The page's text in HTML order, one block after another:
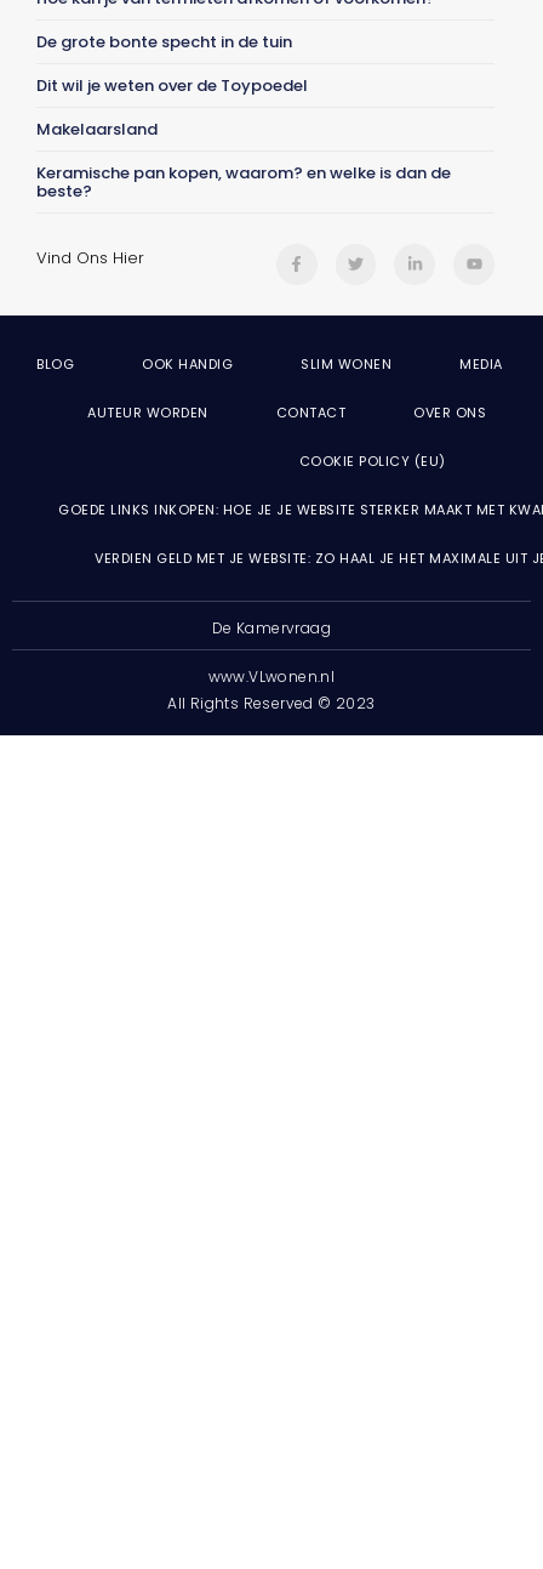
De grote bonte specht in de tuin
Dit wil je weten over de Toypoedel
Makelaarsland
Keramische pan kopen, waarom? en welke is dan de
beste?
Vind Ons Hier
BLOG OOK HANDIG SLIM WONEN MEDIA
AUTEUR WORDEN CONTACT OVER ONS
COOKIE POLICY (EU)
GOEDE LINKS INKOPEN: HOE JE JE WEBSITE STERKER MAAKT MET
VERDIEN GELD MET JE WEBSITE: ZO HAAL JE HET MAXIMALE UIT
De Kamervraag
www.VLwonen.nl
All Rights Reserved © 2023